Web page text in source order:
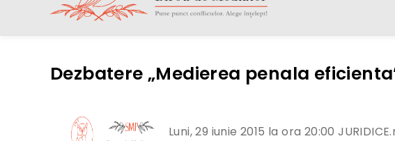
Dezbatere „Medierea penala
Luni, 29 iunie 2015 la ora 20:00